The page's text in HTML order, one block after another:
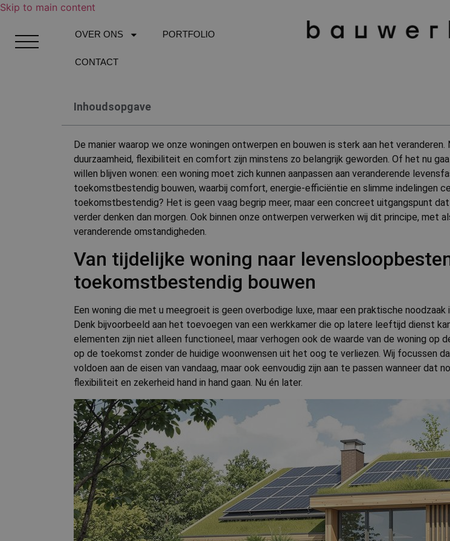
Skip to main content
OVER ONS PORTFOLIO
CONTACT
Inhoudsopgave
De manier waarop we onze woningen ontwerpen en bouwen is sterk aan het
duurzaamheid, flexibiliteit en comfort zijn minstens zo belangrijk geworden. Of het nu
willen blijven wonen: een woning moet zich kunnen aanpassen aan veranderende
toekomstbestendig bouwen, waarbij comfort, energie-efficiëntie en slimme indelingen
toekomstbestendig? Het is geen vaag begrip meer, maar een concreet uitgangspunt
verder denken dan morgen. Ook binnen onze ontwerpen verwerken wij dit principe, met
veranderende omstandigheden.
Van tijdelijke woning naar
toekomstbestendig bouwen
Een woning die met u meegroeit is geen overbodige luxe, maar een praktische
Denk bijvoorbeeld aan het toevoegen van een werkkamer die op latere leeftijd dienst
elementen zijn niet alleen functioneel, maar verhogen ook de waarde van de woning
op de toekomst zonder de huidige woonwensen uit het oog te verliezen. Wij focussen
voldoen aan de eisen van vandaag, maar ook eenvoudig zijn aan te passen wanneer
flexibiliteit en zekerheid hand in hand gaan. Nu én later.